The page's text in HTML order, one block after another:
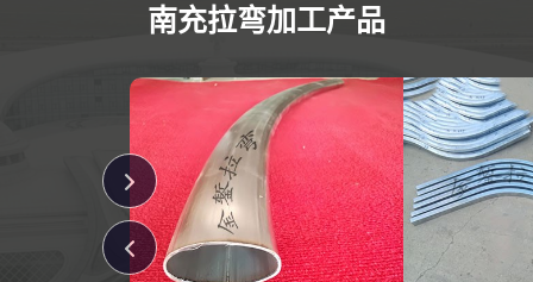
南充拉弯加工产品